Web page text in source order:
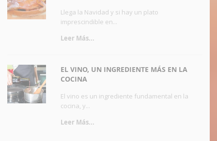
Llega la Navidad y si hay un plato
imprescindible en...
Leer Más...
EL VINO, UN INGREDIENTE MÁS EN LA
COCINA
El vino es un ingrediente fundamental en la
cocina, y...
Leer Más...